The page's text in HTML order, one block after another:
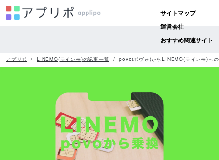
サイトマップ
運営会社
おすすめ関連サイト
アプリポ LINEMO(ラインモ)の記事一覧 povo(ポヴォ)からLINEMO(ラインモ)へ